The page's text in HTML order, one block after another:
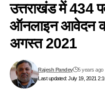
उत्तराखंड में 434
ऑनलाइन आवेदन
अगस्त 2021
Last updated: July 19, 2021
Rajesh Pandey 5 years ago